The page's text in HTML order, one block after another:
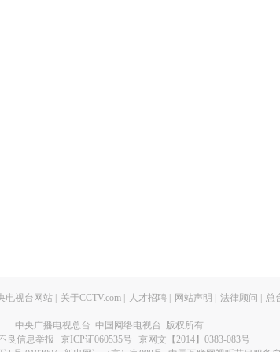
电视台网站 关于CCTV.com 人才招聘 网站声明 法律顾问 总
中央广播电视总台 中国网络电视台 版权所有
良信息举报
京ICP证060535号
京网文【2014】0383-083号